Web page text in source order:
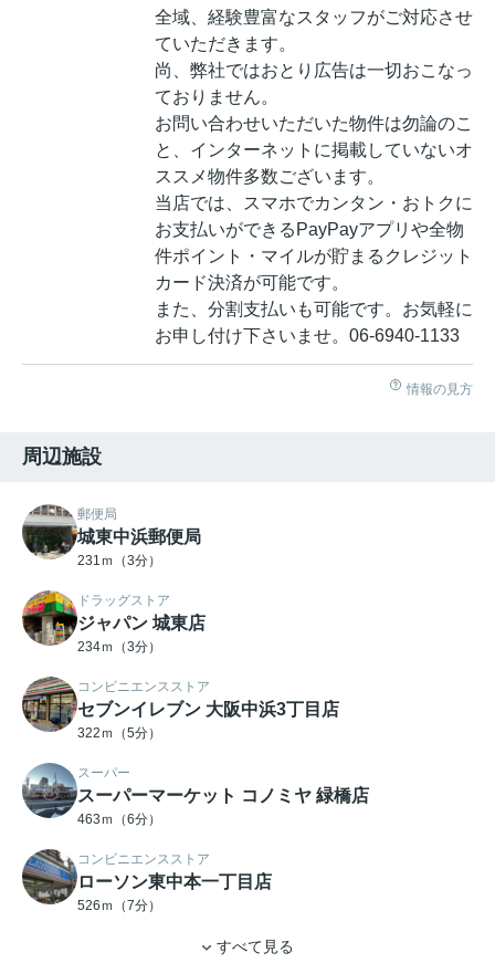
全域、経験豊富なスタッフがご対応させ
ていただきます。
尚、弊社ではおとり広告は一切おこなっ
ておりません。
お問い合わせいただいた物件は勿論のこ
と、インターネットに掲載していないオ
ススメ物件多数ございます。
当店では、スマホでカンタン・おトクに
お支払いができるPayPayアプリや全物
件ポイント・マイルが貯まるクレジット
カード決済が可能です。
また、分割支払いも可能です。お気軽に
お申し付け下さいませ。06-6940-1133
情報の見方
周辺施設
郵便局
城東中浜郵便局
231ｍ（3分）
ドラッグストア
ジャパン 城東店
234ｍ（3分）
コンビニエンスストア
セブンイレブン 大阪中浜3丁目店
322ｍ（5分）
スーパー
スーパーマーケット コノミヤ 緑橋店
463ｍ（6分）
コンビニエンスストア
ローソン東中本一丁目店
526ｍ（7分）
すべて見る